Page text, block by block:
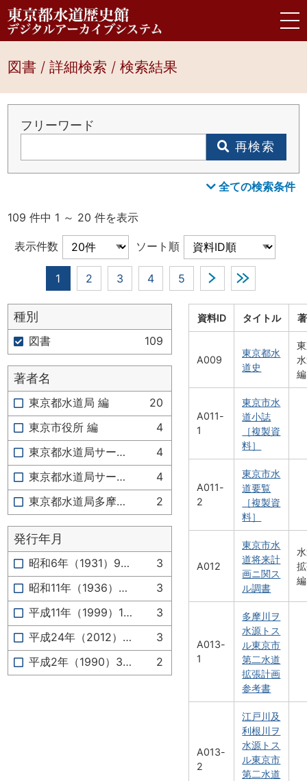
図書 / 詳細検索 / 検索結果
フリーワード
再検索
全ての検索条件
109 件中 1 ～ 20 件を表示
表示件数 ソート順
1 2 3 4 5
種別
図書 109
著者名
東京都水道局 編
20
東京市役所 編
4
東京都水道局サービス推進部広報サービス課 編
4
東京都水道局サービス推進部サービス推進課 編
4
東京都水道局多摩水道改革推進本部 編
2
発行年月
昭和6年（1931）9月か
3
昭和11年（1936）4月
3
平成11年（1999）11月
3
平成24年（2012）12月
3
平成2年（1990）3月
2
資料ID タイトル
A009
東京都水
道史
編
A011-
1
東京市水
道小誌
［複製資
料］
A011-
2
東京市水
道要覧
［複製資
料］
A012
東京市水
道将来計
画ニ関ス
ル調書
編
A013-
1
多摩川ヲ
水源トス
ル東京市
第二水道
拡張計画
参考書
A013-
2
江戸川及
利根川ヲ
水源トス
ル東京市
第二水道